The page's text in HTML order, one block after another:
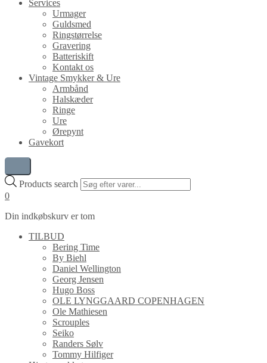
Services
Urmager
Guldsmed
Ringstørrelse
Gravering
Batteriskift
Kontakt os
Vintage Smykker & Ure
Armbånd
Halskæder
Ringe
Ure
Ørepynt
Gavekort
Products search
0
Din indkøbskurv er tom
TILBUD
Bering Time
By Biehl
Daniel Wellington
Georg Jensen
Hugo Boss
OLE LYNGGAARD COPENHAGEN
Ole Mathiesen
Scrouples
Seiko
Randers Sølv
Tommy Hilfiger